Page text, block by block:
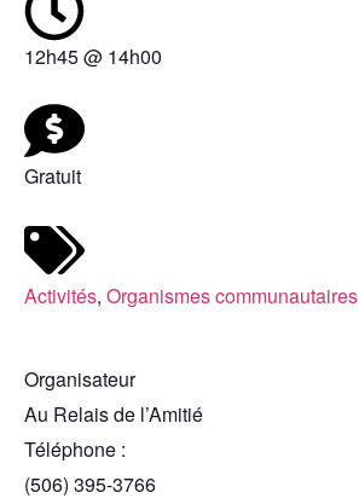
12h45@ 14h00
Gratuit
Activités, Organismes communautaires
Organisateur
Au Relais de l’Amitié
Téléphone :
(506) 395-3766